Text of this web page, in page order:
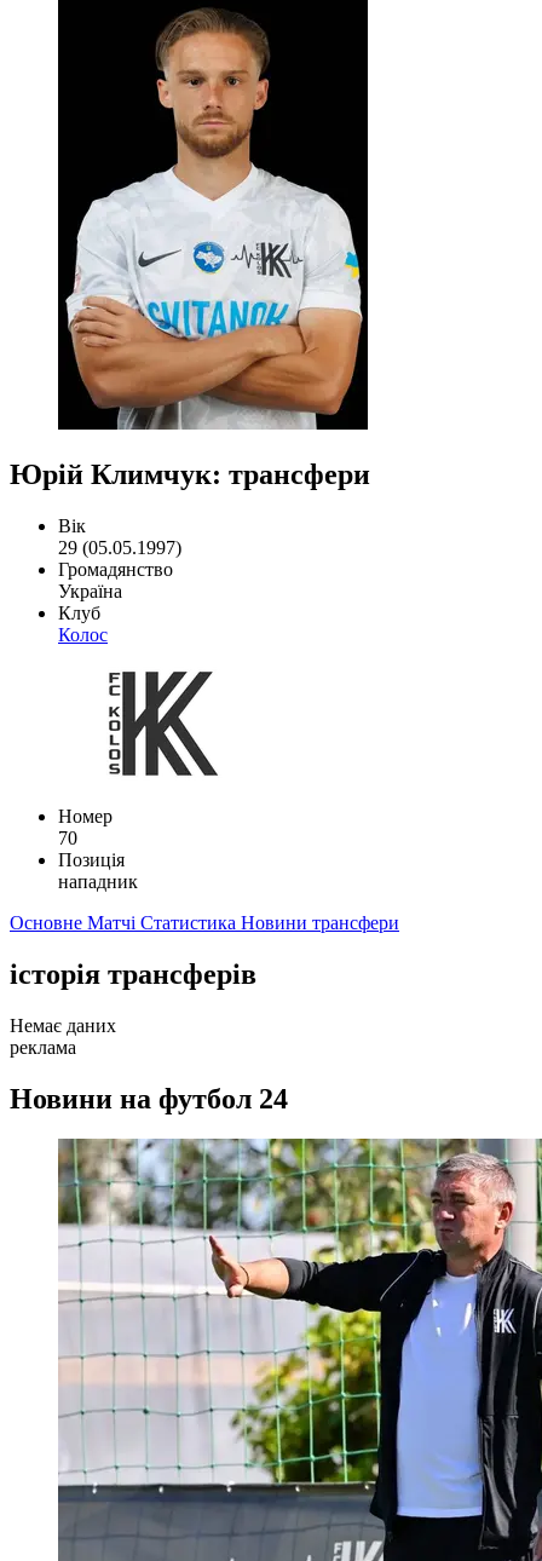
Юрій Климчук: трансфери
Вік
29 (05.05.1997)
Громадянство
Україна
Клуб
Колос
Номер
70
Позиція
нападник
Основне Матчі Статистика Новини трансфери
історія трансферів
Немає даних
реклама
Новини на футбол 24